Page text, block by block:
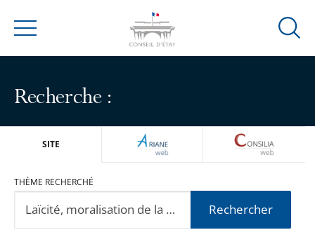
Menu
Ouvrir
Recherche :
SITE ARIANEWEB
THÈME RECHERCHÉ
Rechercher